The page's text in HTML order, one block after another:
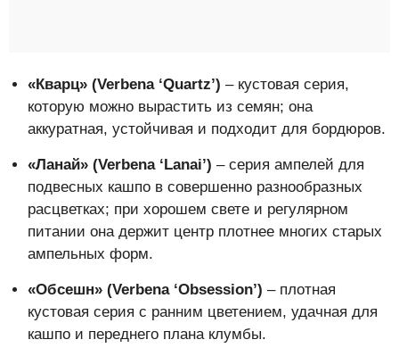
«Кварц» (Verbena ‘Quartz’) – кустовая серия,
которую можно вырастить из семян; она
аккуратная, устойчивая и подходит для бордюров.
«Ланай» (Verbena ‘Lanai’) – серия ампелей для
подвесных кашпо в совершенно разнообразных
расцветках; при хорошем свете и регулярном
питании она держит центр плотнее многих старых
ампельных форм.
«Обсешн» (Verbena ‘Obsession’) – плотная
кустовая серия с ранним цветением, удачная для
кашпо и переднего плана клумбы.